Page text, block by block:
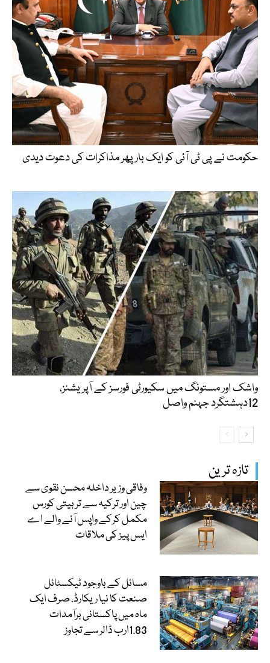
تازہ ترین
وفاقی وزیر داخلہ محسن نقوی سے
چین اور ترکیہ سے تربیتی کورس
مکمل کرکے واپس آنے والے اے
ایس پیز کی ملاقات
مسائل کے باوجود ٹیکسٹائل
صنعت کا نیا ریکارڈ، صرف ایک
ماہ میں پاکستانی برآمدات
1.83ارب ڈالر سے تجاوز
حکومت نے پی ٹی آئی کو ایک بارپھر مذاکرات کی دعوت دیدی
واشک اور مستونگ میں سکیورٹی فورسز کے آپریشنز،
12دہشتگرد جہنم واصل